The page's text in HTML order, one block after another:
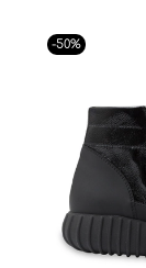
-50%